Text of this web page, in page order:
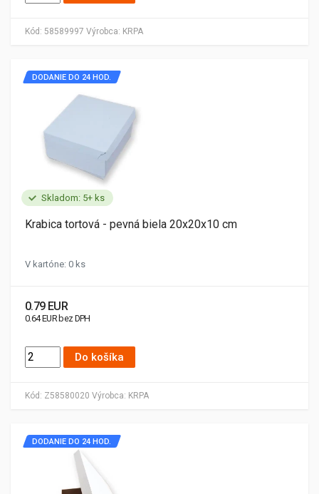
Kód: 58589997 Výrobca: KRPA
Skladom: 5+ ks
Kód: Z58580020 Výrobca: KRPA
DODANIE DO 24 HOD.
Krabica tortová - pevná biela 20x20x10 cm
V kartóne: 0 ks
0.79 EUR
0.64 EUR bez DPH
Do košíka
DODANIE DO 24 HOD.